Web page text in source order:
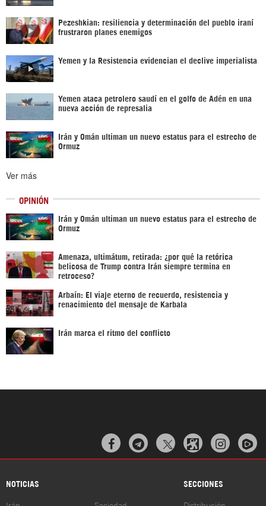
Pezeshkian: resiliencia y determinación del pueblo iraní
frustraron planes enemigos
Yemen y la Resistencia evidencian el declive imperialista
Yemen ataca petrolero saudí en el golfo de Adén en una
nueva acción de represalia
Irán y Omán ultiman un nuevo estatus para el estrecho de
Ormuz
Ver más
OPINIÓN
Irán y Omán ultiman un nuevo estatus para el estrecho de
Ormuz
Amenaza, ultimátum, retirada: ¿por qué la retórica
belicosa de Trump contra Irán siempre termina en
retroceso?
Arbaín: El viaje eterno de recuerdo, resistencia y
renacimiento del mensaje de Karbala
Irán marca el ritmo del conflicto
  
NOTICIAS SECCIONES
Irán Sociedad Distribución